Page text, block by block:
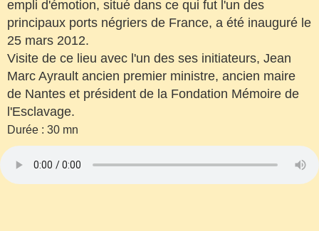
empli d'émotion, situé dans ce qui fut l'un des
principaux ports négriers de France, a été inauguré le
25 mars 2012.
Visite de ce lieu avec l'un des ses initiateurs, Jean
Marc Ayrault ancien premier ministre, ancien maire
de Nantes et président de la Fondation Mémoire de
l'Esclavage.
Durée : 30 mn